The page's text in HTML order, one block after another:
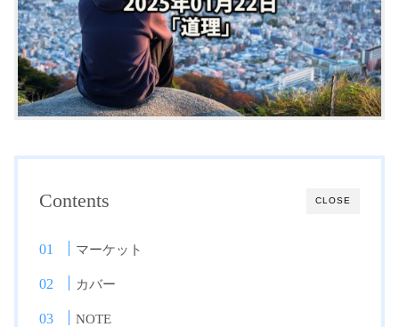
CLOSE
Contents
マーケット
カバー
NOTE